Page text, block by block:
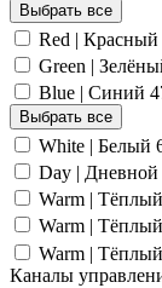
Выбрать все
Red | Красный
Green |
Blue | Синий
Выбрать все
White | Белый
Day | Дневной
Warm |
Warm |
Warm |
Каналы